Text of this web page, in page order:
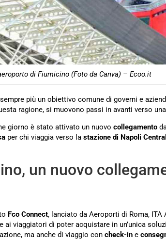
di Fiumicino (Foto da Canva) – Ecoo.it
più un obiettivo comune di governi e
ragione, si muovono passi in avanti verso una
giorno è stato attivato un nuovo collegamento
per chi viaggia verso la stazione di Napoli
un nuovo
Fco Connect, lanciato da Aeroporti di Roma, ITA
ai viaggiatori di poter acquistare in un’unica
ma anche di viaggio con check-in e